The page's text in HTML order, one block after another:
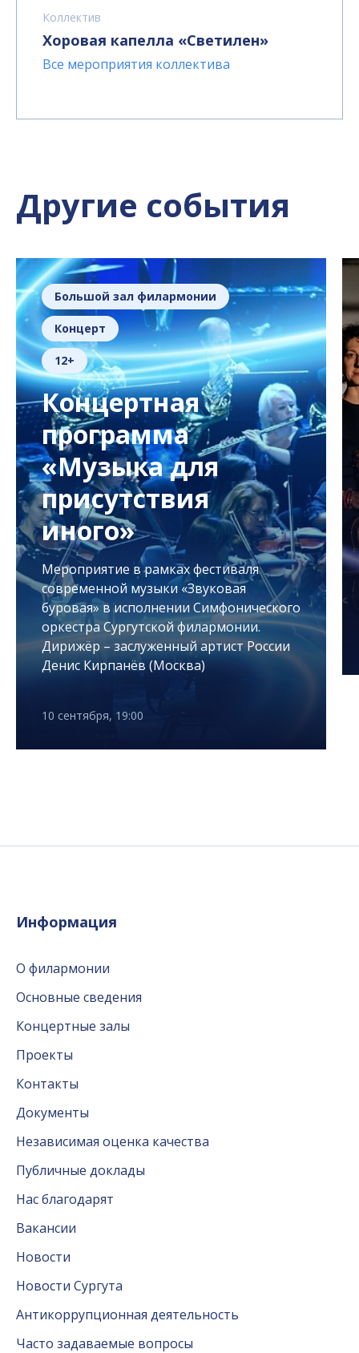
Коллектив
Хоровая капелла «Светилен»
Все мероприятия коллектива
Другие события
Большой зал филармонии
Концерт
12+
Концертная
программа
«Музыка для
присутствия
иного»
Мероприятие в рамках фестиваля
современной музыки «Звуковая
буровая» в исполнении Симфонического
оркестра Сургутской филармонии.
Дирижёр – заслуженный артист России
Денис Кирпанёв (Москва)
10 сентября, 19:00
Информация
О филармонии
Основные сведения
Концертные залы
Проекты
Контакты
Документы
Независимая оценка качества
Публичные доклады
Нас благодарят
Вакансии
Новости
Новости Сургута
Антикоррупционная деятельность
Часто задаваемые вопросы